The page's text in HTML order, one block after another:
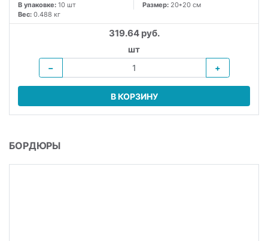
В упаковке: 10 шт Размер: 20*20 см
Вес: 0.488 кг
319.64 руб.
шт
−
+
В КОРЗИНУ
БОРДЮРЫ